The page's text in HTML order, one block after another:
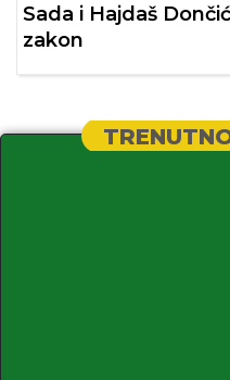
Sada i Hajdaš
zakon